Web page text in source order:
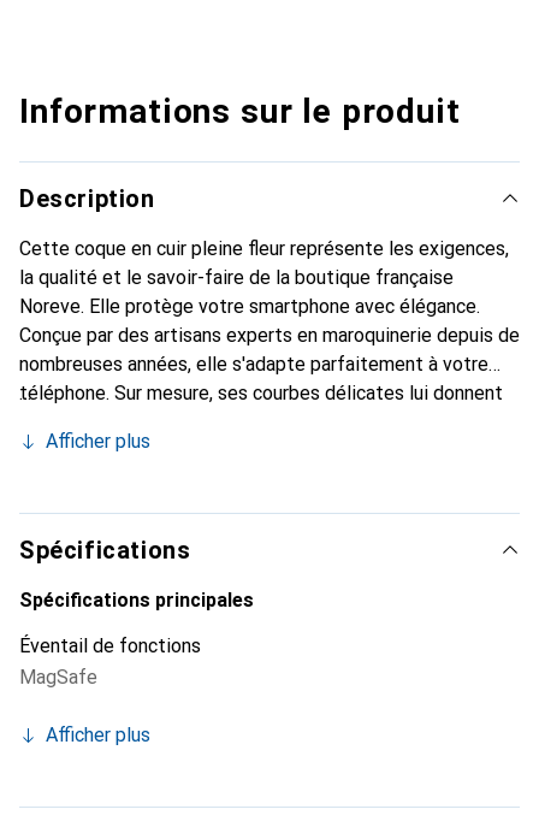
Informations sur le produit
Description
Cette coque en cuir pleine fleur représente les exigences,
la qualité et le savoir-faire de la boutique française
Noreve. Elle protège votre smartphone avec élégance.
Conçue par des artisans experts en maroquinerie depuis de
nombreuses années, elle s'adapte parfaitement à votre
téléphone. Sur mesure, ses courbes délicates lui donnent
et indispensable pour votre smartphone. Reconnaissable à
marque Noreve est un choix sûr pour une clientèle
exigeante.
Afficher plus
Spécifications
Spécifications principales
Éventail de fonctions
MagSafe
Afficher plus